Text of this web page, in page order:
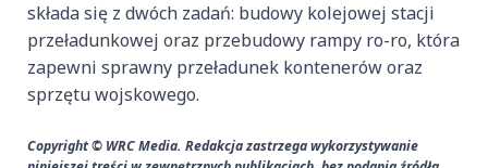
składa się z dwóch zadań: budowy kolejowej stacji
przeładunkowej oraz przebudowy rampy ro-ro, która
zapewni sprawny przeładunek kontenerów oraz
sprzętu wojskowego.
Copyright © WRC Media. Redakcja zastrzega wykorzystywanie